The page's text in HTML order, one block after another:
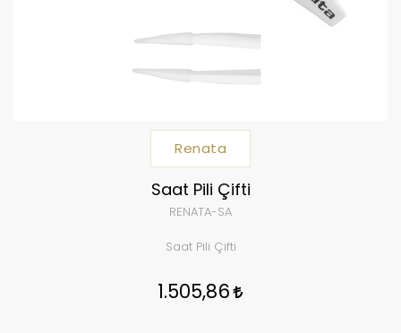
Renata
Saat Pili Çifti
RENATA-SA
Saat Pili Çifti
1.505,86